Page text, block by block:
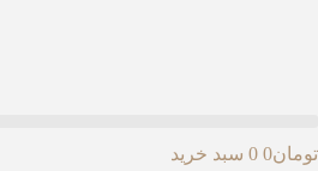
0
0 سبد خرید